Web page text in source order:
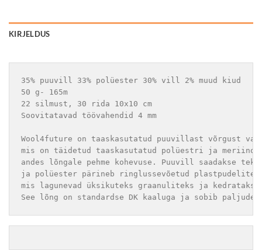
KIRJELDUS
35% puuvill 33% polüester 30% vill 2% muud kiud
50 g- 165m
22 silmust, 30 rida 10x10 cm
Wool4future on taaskasutatud puuvillast võrgust
mis on täidetud taaskasutatud polüestri ja meriino
andes lõngale pehme kohevuse. Puuvill saadakse
ja polüester pärineb ringlussevõetud
mis lagunevad üksikuteks graanuliteks ja
See lõng on standardse DK kaaluga ja sobib